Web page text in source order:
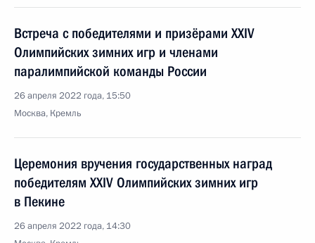
Встреча с победителями и призёрами XXIV
Олимпийских зимних игр и членами
паралимпийской команды России
26 апреля 2022 года, 15:50
Москва, Кремль
Церемония вручения государственных наград
победителям XXIV Олимпийских зимних игр
в Пекине
26 апреля 2022 года, 14:30